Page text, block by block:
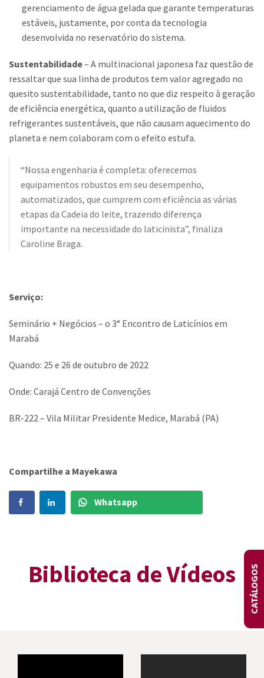
gerenciamento de água gelada que garante temperaturas
estáveis, justamente, por conta da tecnologia
desenvolvida no reservatório do sistema.
Sustentabilidade– A multinacional japonesa faz questão de
ressaltar que sua linha de produtos tem valor agregado no
quesito sustentabilidade, tanto no que diz respeito à geração
de eficiência energética, quanto a utilização de fluidos
refrigerantes sustentáveis, que não causam aquecimento do
planeta e nem colaboram com o efeito estufa.
“Nossa engenharia é completa: oferecemos
equipamentos robustos em seu desempenho,
automatizados, que cumprem com eficiência as várias
etapas da Cadeia do leite, trazendo diferença
importante na necessidade do laticinista”, finaliza
Caroline Braga.
Serviço:
Seminário + Negócios – o 3° Encontro de Laticínios em
Marabá
Quando: 25 e 26 de outubro de 2022
Onde: Carajá Centro de Convenções
BR-222 – Vila Militar Presidente Medice, Marabá (PA)
Compartilhe a Mayekawa
Whatsapp
Biblioteca de Vídeos CATÁLOGOS